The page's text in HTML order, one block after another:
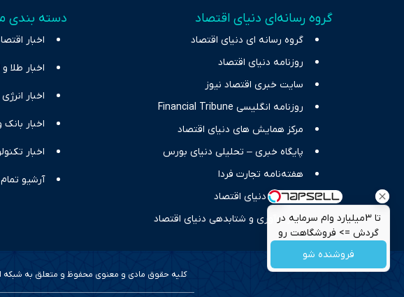
تا 3میلیارد وام سرمایه در
گردش => فروشگاهت رو
ثبت کن
فروشنده شو
چالش‌های فقر و بیکاری را
اقتصاد را با رویکردی حرفه‌ای
گروه رسانه‌ای دنیای اقتصاد
گروه رسانه ای دنیای اقتصاد
روزنامه دنیای اقتصاد
سایت خبری اقتصاد نیوز
روزنامه انگلیسی Financial Tribune
مرکز همایش های دنیای اقتصاد
پایگاه خبری – تحلیلی دنیای بورس
هفته‌نامه تجارت فردا
انتشارات دنیای اقتصاد
مرکز نوآوری و شتابدهی دنیای اقتصاد
دسته بندی
اخبار
اخبار طلا و
اخبار انرژی
اخبار
اخبار
آرشیو
کلیه حقوق مادی و معنوی محفوظ و متعلق به شبکه